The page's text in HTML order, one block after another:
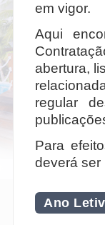
em vigor.
Aqui
abertura,
regular
Para
deverá ser
Ano